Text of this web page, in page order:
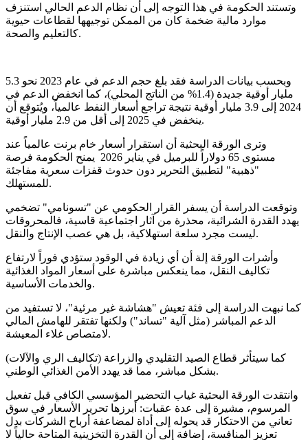
وتستند الحكومة في هذا التوجه إلى أن نظام الدعم الحالي استنزف
موارد مالية ضخمة كان من الممكن توجيهها لقطاعات حيوية
كالتعليم والصحة.
وبحسب بيانات الدراسة فقد بلغ حجم الدعم في عام 2023 نحو 5.3
مليار أوقية جديدة (1.4% من الناتج المحلي)، كما انخفض الدعم في
2024 إلى 3.9 مليار أوقية نتيجة تراجع أسعار النفط عالمياً، ويُتوقع أن
ينخفض في 2025 إلى أقل من 2.9 مليار أوقية.
وترى الورقة البحثية أن استقرار أسعار خام برنت عالمياً عند
مستوى 65 دولاراً للبرميل في يناير 2026 يمنح الحكومة فرصة
"ذهبية" لتطبيق التحرير دون حدوث قفزات سعرية مفاجئة
للمستهلك.
وتوقعت الدراسة أن يسفر القرار الحكومي عن "تسونامي" تضخمي
يهدد القدرة الشرائية، محذرة من آثار اجتماعية قاسية، فالمحروقات
ليست مجرد سلعة استهلاكية، بل هي عصب الإنتاج والنقل.
وأشرات الورقة إلة أن أي زيادة في الوقود ستؤدي فوراً لارتفاع
تكاليف النقل، مما ينعكس مباشرة على أسعار المواد الغذائية
والخدمات الأساسية.
كما نبهت الدراسة إلى فئة تعيش "هشاشة غير مرئية"، لا تستفيد من
الدعم المباشر (مثل آلية "تساند") ولكنها تفتقر للهامش المالي
لامتصاص غلاء المعيشة.
كما سيتأثر قطاع الصيد التقليدي والزراعة (تكاليف الري والآلات)
بشكل مباشر، مما قد يهدد الأمن الغذائي الوطني.
وانتقدت الورقة البحثية غياب التحضير المؤسسي الكافي قبل تفعيل
المرسوم، مشيرة إلى عدة عقبات: أبرزها تحرير الأسعار في سوق
تعاني من الاحتكار قد يحوله إلى أداة لمضاعفة أرباح الشركات بدل
تعزيز المنافسة، إضافة إلى أن القدرة التخزينية المتاحة حالياً لا